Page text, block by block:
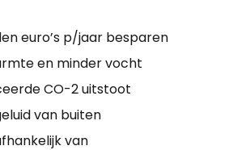
euro’s p/jaar besparen
en minder vocht
CO-2 uitstoot
van buiten
van